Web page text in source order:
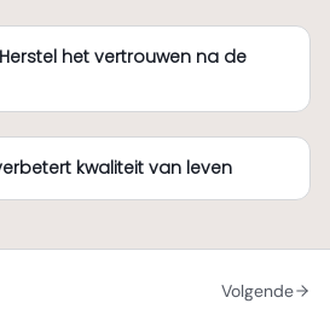
het vertrouwen na de
kwaliteit van leven
Volgende